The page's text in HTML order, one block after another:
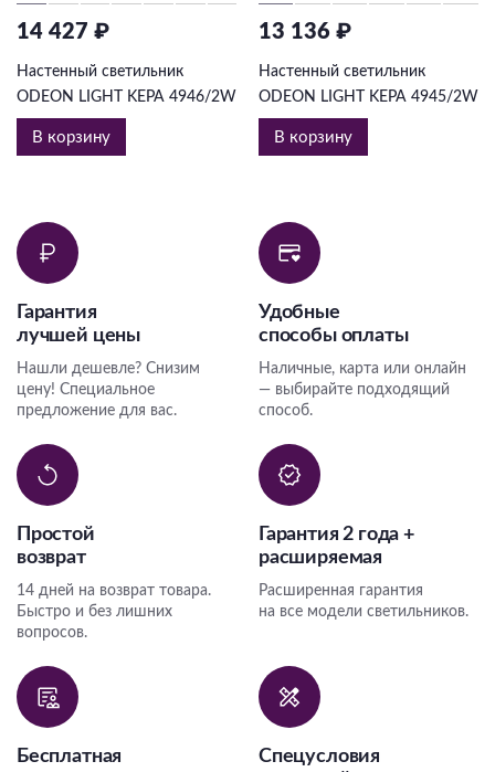
14 427 ₽
Настенный светильник
ODEON LIGHT KEPA 4946/2W
В корзину
13 136 ₽
Настенный светильник
ODEON LIGHT KEPA 4945/2W
В корзину
Гарантия
лучшей цены
Нашли дешевле? Снизим
цену! Специальное
предложение для вас.
Удобные
способы оплаты
Наличные, карта или онлайн
— выбирайте подходящий
способ.
Простой
возврат
14 дней на возврат товара.
Быстро и без лишних
вопросов.
Гарантия 2 года +
расширяемая
Расширенная гарантия
на все модели светильников.
Бесплатная
Спецусловия